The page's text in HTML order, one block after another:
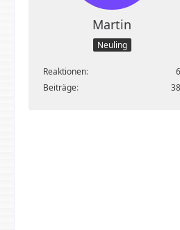
Martin
Neuling
Reaktionen
6
Beiträge
38